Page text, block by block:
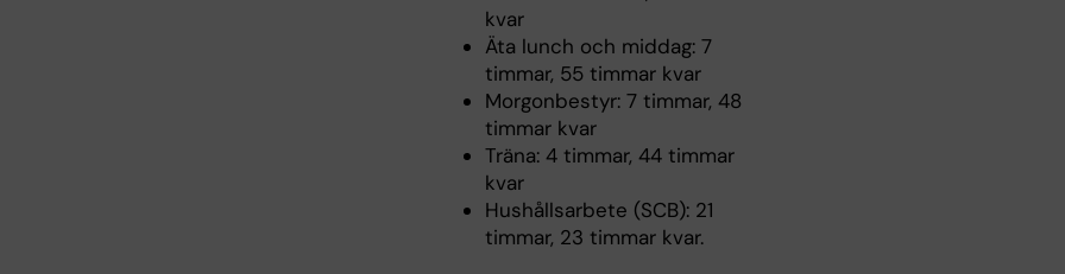
kvar
Äta lunch och middag: 7
timmar, 55 timmar kvar
Morgonbestyr: 7 timmar, 48
timmar kvar
Träna: 4 timmar, 44 timmar
kvar
Hushållsarbete (SCB): 21
timmar, 23 timmar kvar.